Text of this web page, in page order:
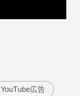
YouTube広告
作 ver2